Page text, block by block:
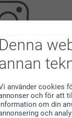
Denna
använder cookies
och för att
om din
och
inspiration?